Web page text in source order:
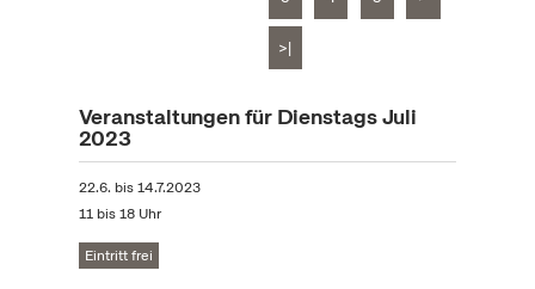
>|
Veranstaltungen für Dienstags Juli
2023
22.6. bis14.7.2023
11 bis 18 Uhr
Eintritt frei